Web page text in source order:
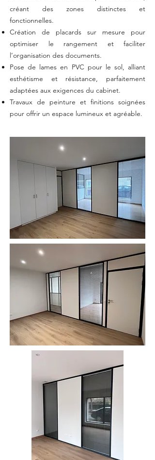
créant des zones distinctes et
fonctionnelles.
Création de placards sur mesure pour
optimiser le rangement et faciliter
l’organisation des documents.
Pose de lames en PVC pour le sol, alliant
esthétisme et résistance, parfaitement
adaptées aux exigences du cabinet.
Travaux de peinture et finitions soignées
pour offrir un espace lumineux et agréable.